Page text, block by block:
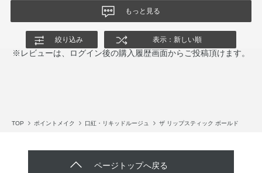
もっと見る
絞り込み 表示：新しい順
※レビューは、ログイン後の購入履歴画面からご投稿頂けます。
TOP ポイントメイク 口紅・リキッドルージュ ザ リップスティック ボールド
ページトップへ戻る